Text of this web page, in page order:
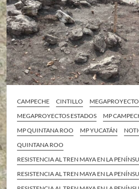
CAMPECHE CINTILLO
MEGAPROYECTOS ESTADOS
MP
MP QUINTANA ROO
MP YUCATÁN
QUINTANA ROO
RESISTENCIA AL TREN MAYA EN LA
RESISTENCIA AL TREN MAYA EN LA